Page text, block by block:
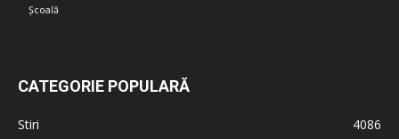
Școală
CATEGORIE POPULARĂ
Stiri
4086